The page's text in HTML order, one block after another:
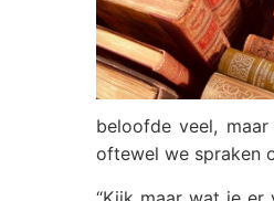
beloofde veel,
oftewel we spraken